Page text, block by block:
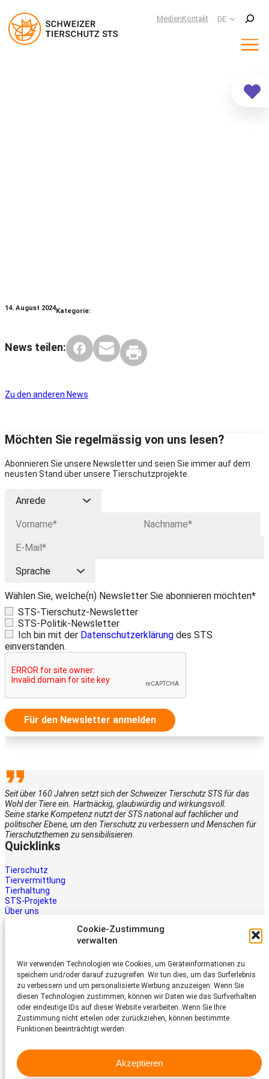
Cookie-Zustimmung
verwalten
Wir verwenden Technologien wie Cookies, um Geräteinformationen zu
speichern und/oder darauf zuzugreifen. Wir tun dies, um das Surferlebnis
zu verbessern und um personalisierte Werbung anzuzeigen. Wenn Sie
diesen Technologien zustimmen, können wir Daten wie das Surfverhalten
oder eindeutige IDs auf dieser Website verarbeiten. Wenn Sie Ihre
Zustimmung nicht erteilen oder zurückziehen, können bestimmte
Funktionen beeinträchtigt werden.
Akzeptieren
MedienKontakt DE
Suchen
14. August 2024Kategorie:
News teilen:
Zu den anderen News
Möchten Sie regelmässig von uns lesen?
Abonnieren Sie unsere Newsletter und seien Sie immer auf dem
neusten Stand über unsere Tierschutzprojekte.
Wählen Sie, welche(n) Newsletter Sie abonnieren möchten*
STS-Tierschutz-Newsletter
STS-Politik-Newsletter
Ich bin mit der Datenschutzerklärung des STS
einverstanden.
Für den Newsletter anmelden
Seit über 160 Jahren setzt sich der Schweizer Tierschutz STS für das
Wohl der Tiere ein. Hartnäckig, glaubwürdig und wirkungsvoll.
Seine starke Kompetenz nutzt der STS national auf fachlicher und
politischer Ebene, um den Tierschutz zu verbessern und Menschen für
Tierschutzthemen zu sensibilisieren.
Quicklinks
Tierschutz
Tiervermittlung
Tierhaltung
STS-Projekte
Über uns
Tiere brauchen Hilfe – auch Ihre.
Unterstützen Sie die Arbeit des
Schweizer Tierschutz STS.
Jetzt spenden
Schweizer Tierschutz STS
CH-4053 Basel